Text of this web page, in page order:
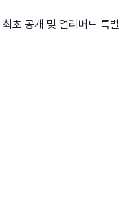
초 공개 및 얼리버드 특별